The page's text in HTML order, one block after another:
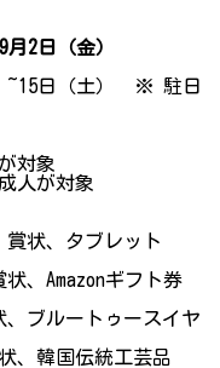
2日（金）
~15日（土） ※ 駐日
対象
人が対象
状、タブレット
、Amazonギフト券
ブルートゥースイヤ
、韓国伝統工芸品